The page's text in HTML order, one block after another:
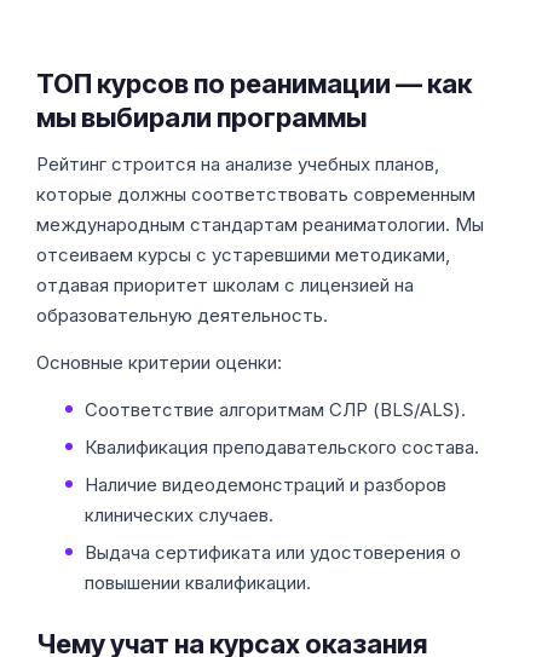
ТОП курсов по реанимации — как
мы выбирали программы
Рейтинг строится на анализе учебных планов,
которые должны соответствовать современным
международным стандартам реаниматологии. Мы
отсеиваем курсы с устаревшими методиками,
отдавая приоритет школам с лицензией на
образовательную деятельность.
Основные критерии оценки:
Соответствие алгоритмам СЛР (BLS/ALS).
Квалификация преподавательского состава.
Наличие видеодемонстраций и разборов
клинических случаев.
Выдача сертификата или удостоверения о
повышении квалификации.
Чему учат на курсах оказания